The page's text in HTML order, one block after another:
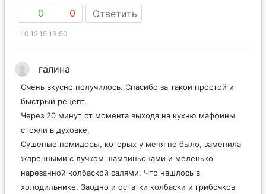
0 0 Ответить
10.12.15 13:50
галина
Очень вкусно получилось. Спасибо за такой простой и
быстрый рецепт.
Через 20 минут от момента выхода на кухню маффины
стояли в духовке.
Сушеные помидоры, которых у меня не было, заменила
жаренными с лучком шампиньонами и меленько
нарезанной колбаской салями. Что нашлось в
холодильнике. Заодно и остатки колбаски и грибочков